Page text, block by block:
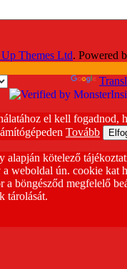
Themes Ltd. Powered
el kell fogadnod,
Tovább
alapján kötelező
weboldal ún. cookie kat
a böngésződ megfelelő
tárolását.